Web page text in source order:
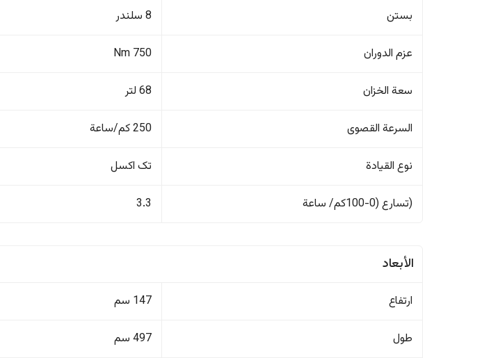
بستن 8 سلندر
عزم الدوران 750 Nm
سعة الخزان 68 لتر
السرعة القصوى 250 كم/ساعة
نوع القيادة تک اکسل
(تسارع (0-100كم/ ساعة 3.3
الأبعاد
ارتفاع 147 سم
طول 497 سم